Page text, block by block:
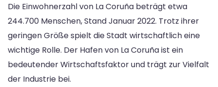
Die Einwohnerzahl von La Coruña beträgt etwa
244.700 Menschen, Stand Januar 2022. Trotz ihrer
geringen Größe spielt die Stadt wirtschaftlich eine
wichtige Rolle. Der Hafen von La Coruña ist ein
bedeutender Wirtschaftsfaktor und trägt zur Vielfalt
der Industrie bei.